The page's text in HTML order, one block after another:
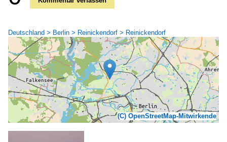
Deutschland > Berlin > Reinickendorf > Reinickendorf
(C) OpenStreetMap-Mitwirkende